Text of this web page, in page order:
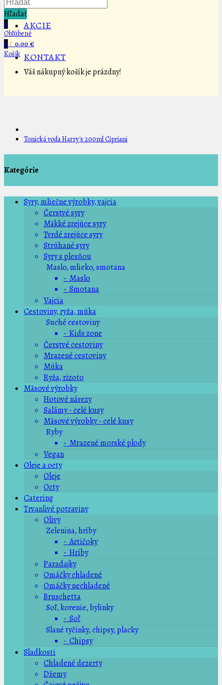
AKCIE
KONTAKT
Hľadať
0
Obľúbené
0 / 0.00 €
Košík
Váš nákupný košík je prázdny!
Tonická voda Harry's 200ml Cipriani
Kategórie
Syry, mliečne výrobky, vajcia
Čerstvé syry
Mäkké zrejúce syry
Tvrdé zrejúce syry
Strúhané syry
Syry s plesňou
Maslo, mlieko, smotana
- Maslo
- Smotana
Vajcia
Cestoviny, ryža, múka
Suché cestoviny
- Kids zone
Čerstvé cestoviny
Mrazené cestoviny
Múka
Ryža, rizoto
Mäsové výrobky
Hotové nárezy
Salámy - celé kusy
Mäsové výrobky - celé kusy
Ryby
- Mrazené morské plody
Vegan
Oleje a octy
Oleje
Octy
Catering
Trvanlivé potraviny
Olivy
Zelenina, hríby
- Artičoky
- Hríby
Paradajky
Omáčky chladené
Omáčky nechladené
Bruschetta
Soľ, korenie, bylinky
- Soľ
Slané tyčinky, chipsy, placky
- Chipsy
Sladkosti
Chladené dezerty
Džemy